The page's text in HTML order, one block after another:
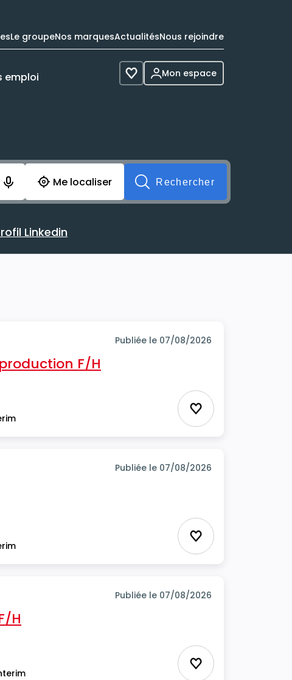
Le groupeNos marquesActualitésNous rejoindre
emploi Voir les favoris
Mon espace
avant soumission du formulaire. Vous
Me localiser
Rechercher
avec votre profil Linkedin
Linkedin
Publiée le 07/08/2026
F/H
Ajouter aux
Publiée le 07/08/2026
Ajouter aux
Publiée le 07/08/2026
H
Ajouter aux